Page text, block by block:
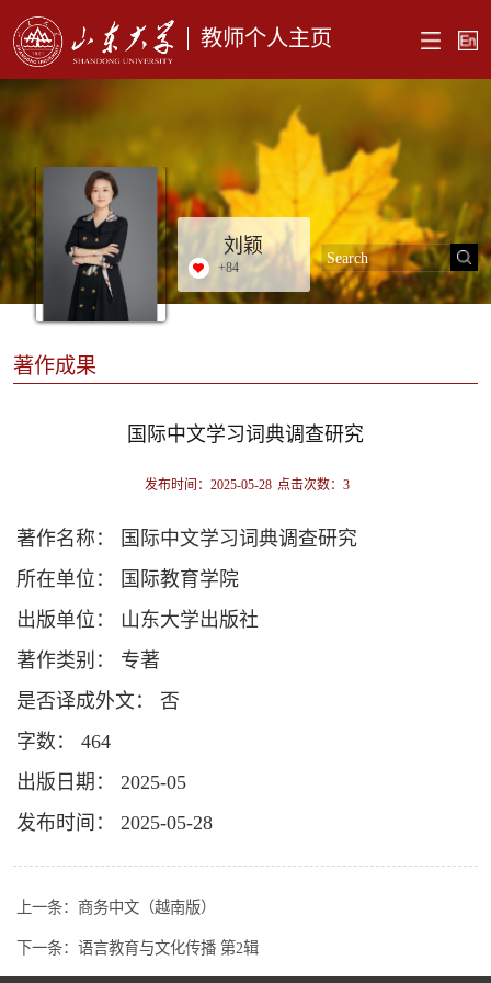
教师个人主页
刘颖
+84
著作成果
国际中文学习词典调查研究
发布时间：2025-05-28 点击次数： 3
著作名称： 国际中文学习词典调查研究
所在单位： 国际教育学院
出版单位： 山东大学出版社
著作类别： 专著
是否译成外文： 否
字数： 464
出版日期： 2025-05
发布时间： 2025-05-28
上一条： 商务中文（越南版）
下一条： 语言教育与文化传播 第2辑